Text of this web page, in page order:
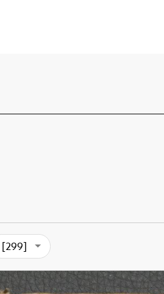
[299]